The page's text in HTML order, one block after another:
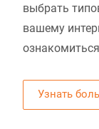
выбрать
вашему
Узнать